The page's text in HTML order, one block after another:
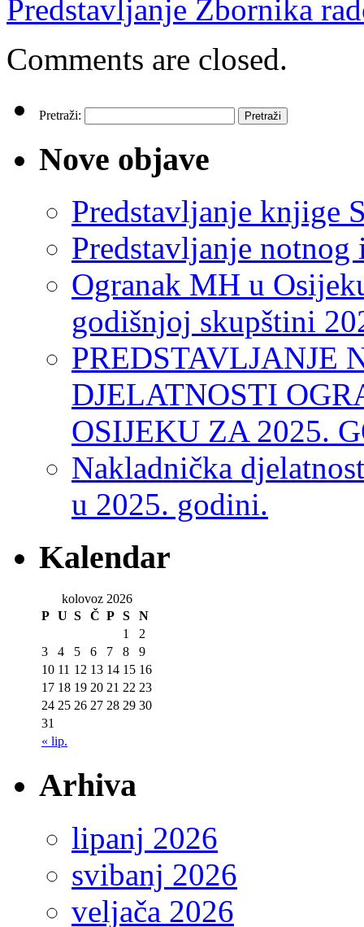
Predstavljanje Zbornika
Comments are closed.
Pretraži:
Nove objave
Predstavljanje knjige
Predstavljanje
Ogranak MH u
godišnjoj skupštini
PREDSTAVLJANJE
DJELATNOSTI
OSIJEKU ZA 2025.
Nakladnička
u 2025. godini.
Kalendar
kolovoz 2026
P U S Č P S N
« lip.
1
2
3
4 5 6 7 8
9
10 11 12 13 14 15 16
17 18 19 20 21 22 23
24 25 26 27 28 29 30
31
Arhiva
lipanj 2026
svibanj 2026
veljača 2026